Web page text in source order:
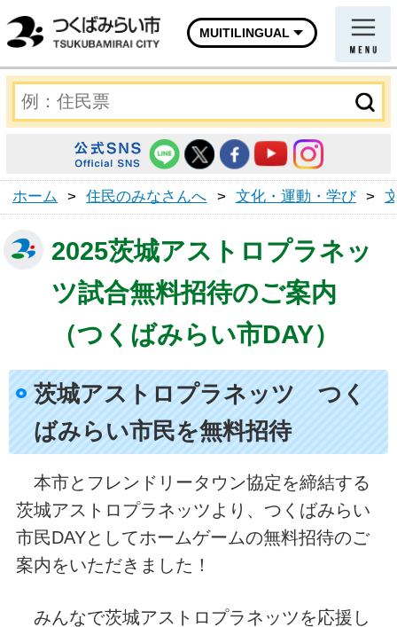
MUITILINGUAL
ホーム > 住民のみなさんへ > 文化・運動・学び >
2025茨城アストロプラネッ
ツ試合無料招待のご案内
（つくばみらい市DAY）
茨城アストロプラネッツ つく
ばみらい市民を無料招待
本市とフレンドリータウン協定を締結する
茨城アストロプラネッツより、つくばみらい
市民DAYとしてホームゲームの無料招待のご
案内をいただきました！
みんなで茨城アストロプラネッツを応援し